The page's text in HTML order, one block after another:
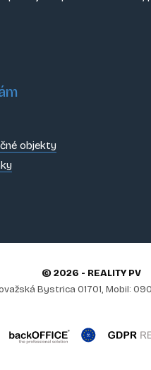
objekty
© 2026 - REALITY PV
Bystrica 01701, Mobil: